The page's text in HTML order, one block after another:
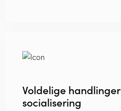
Voldelige
socialisering